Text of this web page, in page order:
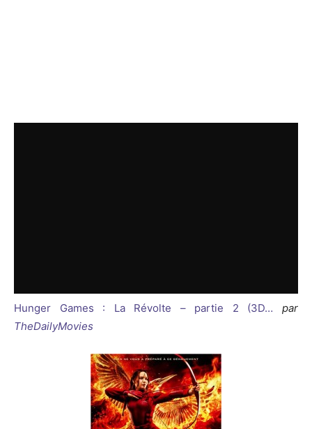
Hunger Games : La Révolte – partie 2 (3D…
par
TheDailyMovies